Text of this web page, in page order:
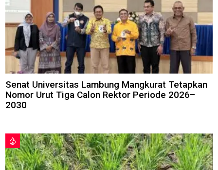
Senat Universitas Lambung Mangkurat Tetapkan
Nomor Urut Tiga Calon Rektor Periode 2026–
2030